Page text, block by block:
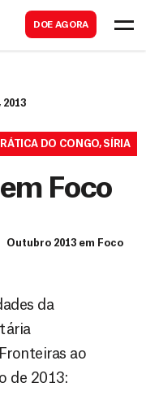
DOE AGORA
DO CONGO, SÍRIA
Foco
Outubro 2013 em Foco
da
ao
de 2013: